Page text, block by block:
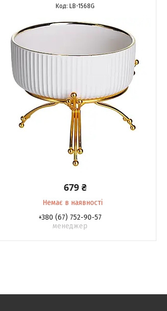
LB-1568G
679 ₴
Немає в наявності
+380 (67) 752-90-57
менеджер